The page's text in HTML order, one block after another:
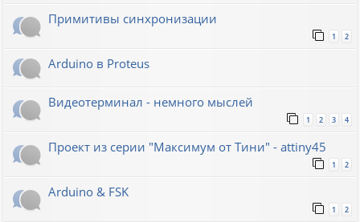
Примитивы синхронизации
1 2
Arduino в Proteus
Видеотерминал - немного мыслей
1 2 3 4
Проект из серии "Максимум от Тини" - attiny45
1 2
Arduino & FSK
1 2